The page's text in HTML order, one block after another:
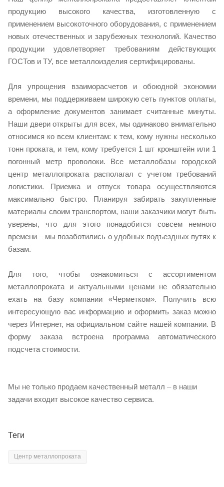
продукцию высокого качества, изготовленную с
применением высокоточного оборудования, с применением
новых отечественных и зарубежных технологий. Качество
продукции удовлетворяет требованиям действующих
ГОСТов и ТУ, все металлоизделия сертифицированы.
Для упрощения взаиморасчетов и обоюдной экономии
времени, мы поддерживаем широкую сеть пунктов оплаты,
а оформление документов занимает считанные минуты.
Наши двери открыты для всех, мы одинаково внимательно
относимся ко всем клиентам: к тем, кому нужны несколько
тонн проката, и тем, кому требуется 1 шт кронштейн или 1
погонный метр проволоки. Все металлобазы городской
центр металлопроката располагал с учетом требований
логистики. Приемка и отпуск товара осуществляются
максимально быстро. Планируя забирать закупленные
материалы своим транспортом, наши заказчики могут быть
уверены, что для этого понадобится совсем немного
времени – мы позаботились о удобных подъездных путях к
базам.
Для того, чтобы ознакомиться с ассортиментом
металлопроката и актуальными ценами не обязательно
ехать на базу компании «Черметком». Получить всю
интересующую вас информацию и оформить заказ можно
через Интернет, на официальном сайте нашей компании. В
форму заказа встроена программа автоматического
подсчета стоимости.
Мы не только продаем качественный металл – в наши
задачи входит высокое качество сервиса.
Теги
Центр металлопроката